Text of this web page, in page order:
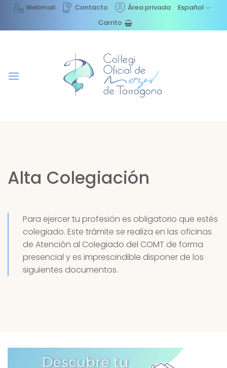
Saltar
contenido
Webmail Contacto Área privada
Español
Carrito
Alta Colegiación
Para ejercer tu profesión es obligatorio que estés
colegiado. Este trámite se realiza en las oficinas
de Atención al Colegiado del COMT de forma
presencial y es imprescindible disponer de los
siguientes documentos.